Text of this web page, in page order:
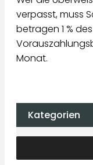
verpasst, muss
betragen 1 %
Monat.
Kategorien